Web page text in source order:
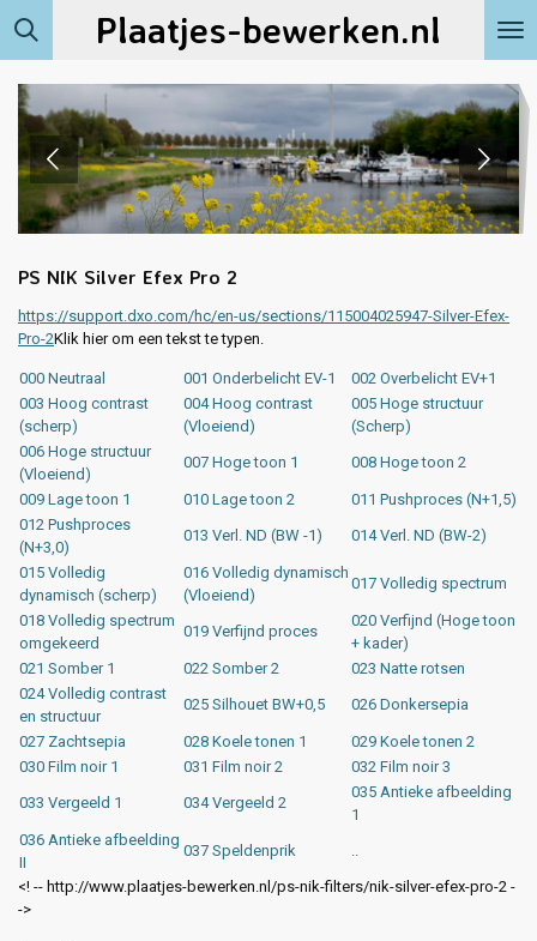
Ga
direct
de
hoofdinhoud
Plaatjes-bewerken.nl
PS NIK Silver Efex Pro 2
https://support.dxo.com/hc/en-us/sections/115004025947-Silver-Efex-
Pro-2Klik hier om een tekst te typen.
000 Neutraal 001 Onderbelicht EV-1
002 Overbelicht EV+1
003 Hoog contrast
(scherp)
004 Hoog contrast
(Vloeiend)
005 Hoge structuur
(Scherp)
006 Hoge structuur
(Vloeiend)
007 Hoge toon 1 008 Hoge toon 2
009 Lage toon 1 010 Lage toon 2
011 Pushproces (N+1,5)
012 Pushproces
(N+3,0)
013 Verl. ND (BW -1) 014 Verl. ND (BW-2)
015 Volledig
dynamisch (scherp)
016 Volledig dynamisch
(Vloeiend)
017 Volledig spectrum
018 Volledig spectrum
omgekeerd
019 Verfijnd proces
020 Verfijnd (Hoge toon
+ kader)
021 Somber 1
022 Somber 2
023 Natte rotsen
024 Volledig contrast
en structuur
025 Silhouet BW+0,5 026 Donkersepia
027 Zachtsepia 028 Koele tonen 1
029 Koele tonen 2
030 Film noir 1
031 Film noir 2
032 Film noir 3
033 Vergeeld 1
034 Vergeeld 2
035 Antieke afbeelding
1
036 Antieke afbeelding
II
037 Speldenprik
..
<! -- http://www.plaatjes-bewerken.nl/ps-nik-filters/nik-silver-efex-pro-2 -
->